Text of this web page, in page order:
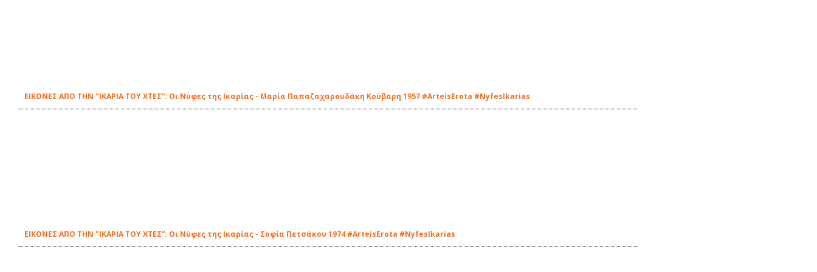
ΕΙΚΟΝΕΣ ΑΠΟ ΤΗΝ "ΙΚΑΡΙΑ ΤΟΥ ΧΤΕΣ”: Οι Νύφες της Ικαρίας - Μαρία Παπαζαχαρουδάκη Κούβαρη 1957 #ArteisErota #NyfesIkarias
ΕΙΚΟΝΕΣ ΑΠΟ ΤΗΝ "ΙΚΑΡΙΑ ΤΟΥ ΧΤΕΣ”: Οι Νύφες της Ικαρίας - Σοφία Πετσάκου 1974 #ArteisErota #NyfesIkarias